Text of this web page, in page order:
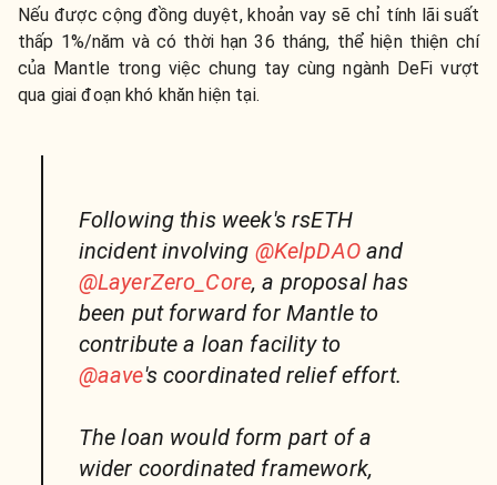
Nếu được cộng đồng duyệt, khoản vay sẽ chỉ tính lãi suất
thấp 1%/năm và có thời hạn 36 tháng, thể hiện thiện chí
của Mantle trong việc chung tay cùng ngành DeFi vượt
qua giai đoạn khó khăn hiện tại.
Following this week's rsETH
incident involving @KelpDAOand
@LayerZero_Core, a proposal has
been put forward for Mantle to
contribute a loan facility to
@aave's coordinated relief effort.
The loan would form part of a
wider coordinated framework,